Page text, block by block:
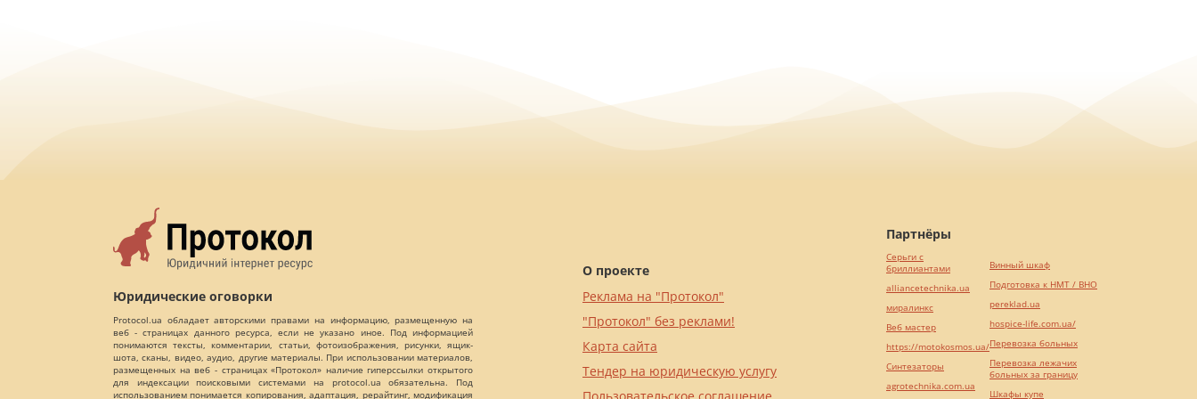
Юридические оговорки
Protocol.ua обладает авторскими правами на информацию, размещенную на
веб - страницах данного ресурса, если не указано иное. Под информацией
понимаются тексты, комментарии, статьи, фотоизображения, рисунки, ящик-
шота, сканы, видео, аудио, другие материалы. При использовании материалов,
размещенных на веб - страницах «Протокол» наличие гиперссылки открытого
для индексации поисковыми системами на protocol.ua обязательна. Под
использованием понимается копирования, адаптация, рерайтинг, модификация
О проекте
Реклама на "Протокол"
"Протокол" без реклами!
Карта сайта
Тендер на юридическую услугу
Партнёры
Серьги с
бриллиантами
alliancetechnika.ua
миралинкс
Веб мастер
https://motokosmos.ua/
Синтезаторы
agrotechnika.com.ua
Винный шкаф
Подготовка к НМТ / ВНО
pereklad.ua
hospice-life.com.ua/
Перевозка больных
Перевозка лежачих
больных за границу
Шкафы купе